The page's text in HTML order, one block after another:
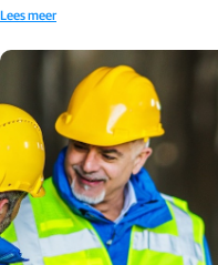
Lees meer